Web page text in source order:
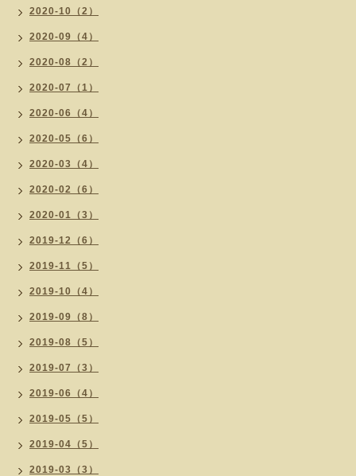
2020-10（2）
2020-09（4）
2020-08（2）
2020-07（1）
2020-06（4）
2020-05（6）
2020-03（4）
2020-02（6）
2020-01（3）
2019-12（6）
2019-11（5）
2019-10（4）
2019-09（8）
2019-08（5）
2019-07（3）
2019-06（4）
2019-05（5）
2019-04（5）
2019-03（3）